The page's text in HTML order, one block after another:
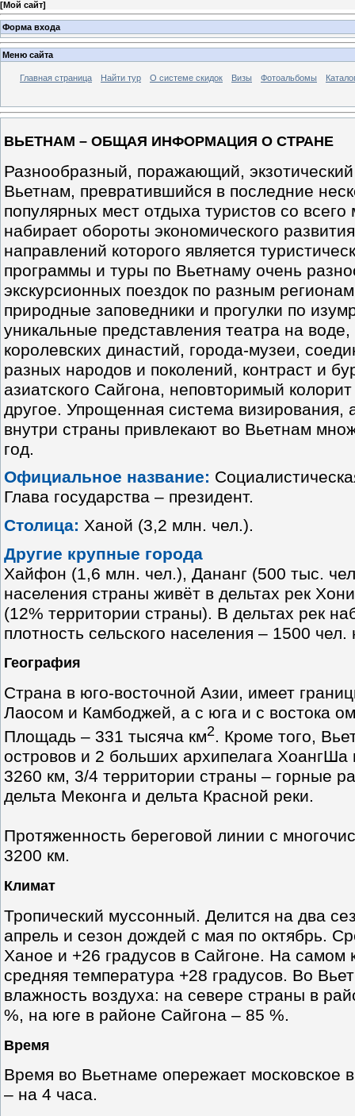
[Мой сайт]
Форма входа
Меню сайта
Главная страница Найти тур О системе скидок Визы Фотоальбомы
ВЬЕТНАМ – ОБЩАЯ ИНФОРМАЦИЯ О СТРАНЕ
Разнообразный, поражающий,
Вьетнам, превратившийся в последние
популярных мест отдыха туристов со
набирает обороты экономического
направлений которого является
программы и туры по Вьетнаму очень
экскурсионных поездок по разным
природные заповедники и прогулки по
уникальные представления театра на
королевских династий, города-музеи,
разных народов и поколений, контраст и
азиатского Сайгона, неповторимый
другое. Упрощенная система
внутри страны привлекают во Вьетнам
год.
Официальное название:
Глава государства – президент.
Столица: Ханой (3,2 млн. чел.).
Другие крупные города
Хайфон (1,6 млн. чел.), Дананг (500 тыс.
населения страны живёт в дельтах рек
(12% территории страны). В дельтах рек
плотность сельского населения – 1500 чел.
География
Страна в юго-восточной Азии, имеет
Лаосом и Камбоджей, а с юга и с востока
Площадь – 331 тысяча км2. Кроме того,
островов и 2 больших архипелага
3260 км, 3/4 территории страны – горные
дельта Меконга и дельта Красной реки.
Протяженность береговой линии с
3200 км.
Климат
Тропический муссонный. Делится на два
апрель и сезон дождей с мая по октябрь.
Ханое и +26 градусов в Сайгоне. На самом
средняя температура +28 градусов. Во
влажность воздуха: на севере страны в
%, на юге в районе Сайгона – 85 %.
Время
Время во Вьетнаме опережает московское
– на 4 часа.